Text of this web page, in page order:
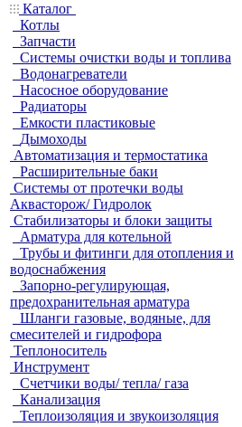
Каталог
Котлы
Запчасти
Системы очистки воды и топлива
Водонагреватели
Насосное оборудование
Радиаторы
Емкости пластиковые
Дымоходы
Автоматизация и термостатика
Расширительные баки
Системы от протечки воды
Аквасторож/ Гидролок
Стабилизаторы и блоки защиты
Арматура для котельной
Трубы и фитинги для отопления и
водоснабжения
Запорно-регулирующая,
предохранительная арматура
Шланги газовые, водяные, для
смесителей и гидрофора
Теплоноситель
Инструмент
Счетчики воды/ тепла/ газа
Канализация
Теплоизоляция и звукоизоляция